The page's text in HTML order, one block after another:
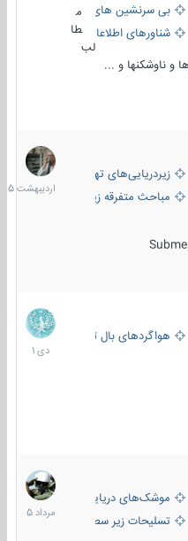
بی سرنشین های دریایی
شناورهای اطلاعاتی و جاسوسی
طا
لب
و ناوشکنها و ...
زیردریایی‌های تهاجمی
مباحث متفرقه زیرسطحی
31
1405
هواگردهای بال ثابت
12
دی
1401
موشک‌های دریایی
تسلیحات زیر سطحی
2
مرداد
1405